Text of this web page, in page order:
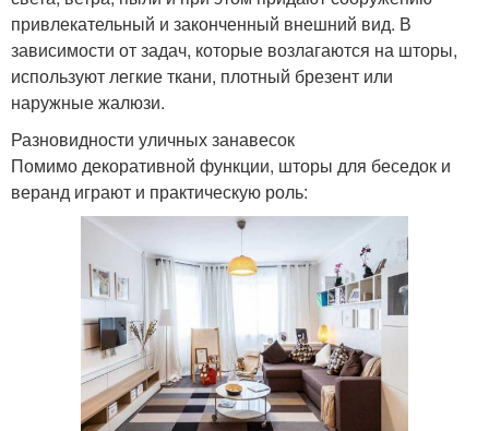
привлекательный и законченный внешний вид. В
зависимости от задач, которые возлагаются на шторы,
используют легкие ткани, плотный брезент или
наружные жалюзи.
Разновидности уличных занавесок
Помимо декоративной функции, шторы для беседок и
веранд играют и практическую роль: